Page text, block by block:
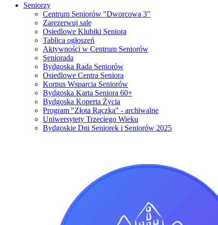
Seniorzy
Centrum Seniorów "Dworcowa 3"
Zarezerwuj salę
Osiedlowe Klubiki Seniora
Tablica ogłoszeń
Aktywności w Centrum Seniorów
Seniorada
Bydgoska Rada Seniorów
Osiedlowe Centra Seniora
Korpus Wsparcia Seniorów
Bydgoska Karta Seniora 60+
Bydgoska Koperta Życia
Program "Złota Rączka" - archiwalne
Uniwersytety Trzeciego Wieku
Bydgoskie Dni Seniorek i Seniorów 2025